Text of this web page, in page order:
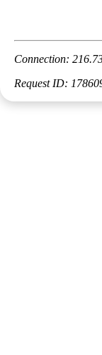
Connection:
Request ID: